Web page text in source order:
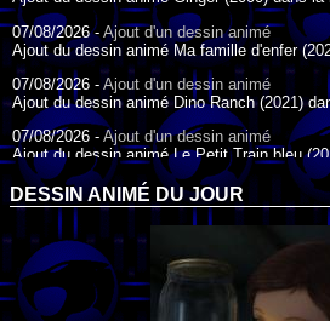
07/08/2026 - Ajout d'un dessin animé
Ajout du dessin animé Ma famille d'enfer
07/08/2026 - Ajout d'un dessin animé
Ajout du dessin animé Dino Ranch (2021)
07/08/2026 - Ajout d'un dessin animé
Ajout du dessin animé Le Petit Train bleu
07/08/2026 -Ajout d'un dessin animé
Ajout du dessin animé Agent Spécial Oso
17/07/2026 -Ajout d'un dessin animé
Ajout du dessin animé Peter Pan (1988)
17/07/2026 -
Ajout d'un dessin animé
Ajout du dessin animé Le Bossu de Notre-
DESSIN ANIMÉ DU JOUR